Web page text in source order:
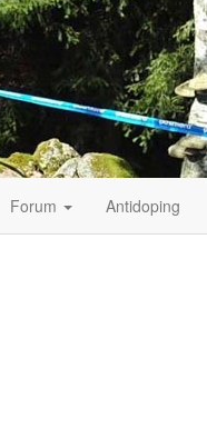
Forum Antidoping